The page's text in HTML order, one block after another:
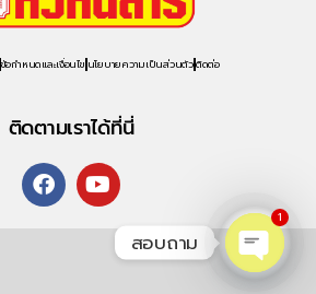
ข้อกำหนดและเงื่อนไข นโยบายความเป็นส่วนตัวติดต่อ
ติดตามเราได้ที่นี่
สอบถาม
O
1